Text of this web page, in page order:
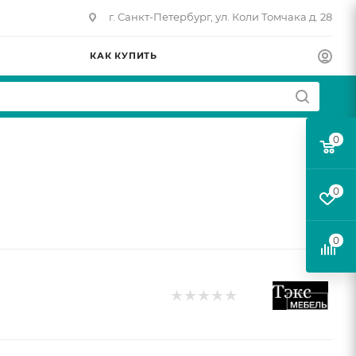
г. Санкт-Петербург, ул. Коли Томчака д. 28
КАК КУПИТЬ
0
0
0